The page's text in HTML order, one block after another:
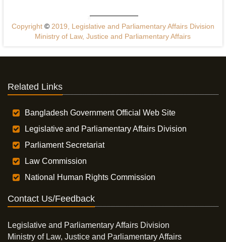
Copyright ©2019, Legislative and Parliamentary Affairs Division
Ministry of Law, Justice and Parliamentary Affairs
Related Links
Bangladesh Government Official Web Site
Legislative and Parliamentary Affairs Division
Parliament Secretariat
Law Commission
National Human Rights Commission
Contact Us/Feedback
Legislative and Parliamentary Affairs Division
Ministry of Law, Justice and Parliamentary Affairs